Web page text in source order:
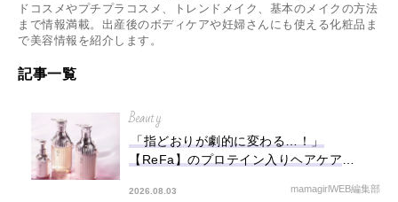
ドコスメやプチプラコスメ、トレンドメイク、基本のメイクの方法
まで情報満載。出産後のボディケアや妊婦さんにも使える化粧品ま
で美容情報を紹介します。
記事一覧
Beauty
「指どおりが劇的に変わる…！」
【ReFa】のプロテイン入りヘアケア
2026.08.03 mamagirlWEB編集部